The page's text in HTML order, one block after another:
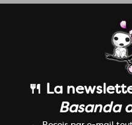
🍴 La
Basanda